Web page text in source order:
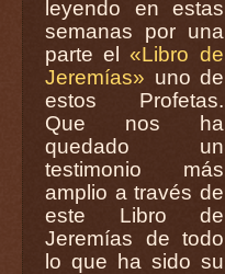
leyendo en estas
semanas por una
parte el «Libro de
Jeremías» uno de
estos Profetas.
Que nos ha
quedado un
testimonio más
amplio a través de
este Libro de
Jeremías de todo
lo que ha sido su